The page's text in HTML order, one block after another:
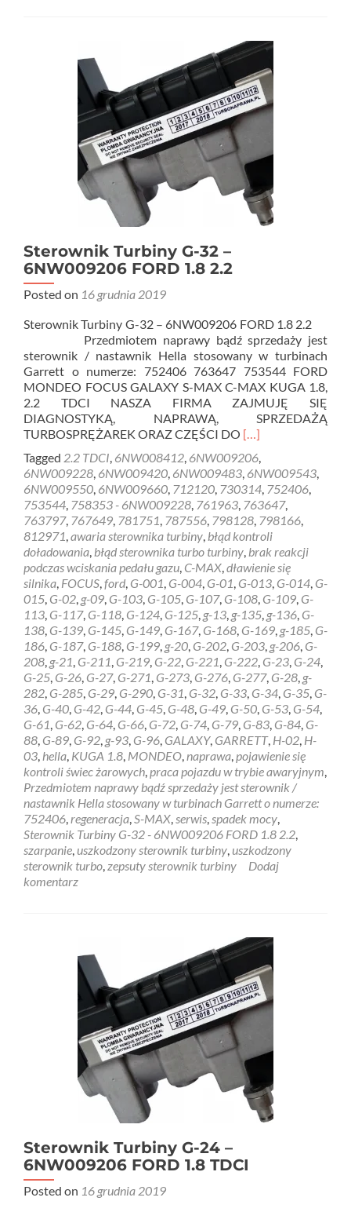
Sterownik Turbiny G-32 –
6NW009206 FORD 1.8 2.2
Posted on 16 grudnia 2019
Sterownik Turbiny G-32 – 6NW009206 FORD 1.8 2.2
Przedmiotem naprawy bądź sprzedaży jest
sterownik / nastawnik Hella stosowany w turbinach
Garrett o numerze: 752406 763647 753544 FORD
MONDEO FOCUS GALAXY S-MAX C-MAX KUGA 1.8,
2.2 TDCI NASZA FIRMA ZAJMUJĘ SIĘ
DIAGNOSTYKĄ, NAPRAWĄ, SPRZEDAŻĄ
TURBOSPRĘŻAREK ORAZ CZĘŚCI DO Read
about
Sterownik
Turbiny
G-
32
–
6NW009206
FORD
1.8
2.2
[…]
Tagged 2.2 TDCI, 6NW008412, 6NW009206,
6NW009228, 6NW009420, 6NW009483, 6NW009543,
6NW009550, 6NW009660, 712120, 730314, 752406,
753544, 758353 - 6NW009228, 761963, 763647,
763797, 767649, 781751, 787556, 798128, 798166,
812971,awaria sterownika turbiny, błąd kontroli
doładowania, błąd sterownika turbo turbiny, brak reakcji
podczas wciskania pedału gazu, C-MAX,dławienie się
silnika, FOCUS,ford, G-001, G-004, G-01, G-013, G-014, G-
015, G-02, g-09, G-103, G-105, G-107, G-108, G-109, G-
113, G-117, G-118, G-124, G-125, g-13, g-135, g-136, G-
138, G-139, G-145, G-149, G-167, G-168, G-169, g-185, G-
186, G-187, G-188, G-199, g-20, G-202, G-203, g-206, G-
208, g-21, G-211, G-219, G-22, G-221, G-222, G-23, G-24,
G-25, G-26, G-27, G-271, G-273, G-276, G-277, G-28, g-
282, G-285, G-29, G-290, G-31, G-32, G-33, G-34, G-35, G-
36, G-40, G-42, G-44, G-45, G-48, G-49, G-50, G-53, G-54,
G-61, G-62, G-64, G-66, G-72, G-74, G-79, G-83, G-84, G-
88, G-89, G-92, g-93, G-96, GALAXY, GARRETT, H-02, H-
03, hella, KUGA 1.8, MONDEO,naprawa,pojawienie się
kontroli świec żarowych,praca pojazdu w trybie awaryjnym,
Przedmiotem naprawy bądź sprzedaży jest sterownik /
nastawnik Hella stosowany w turbinach Garrett o numerze:
752406,regeneracja,S-MAX,serwis,spadek mocy,
Sterownik Turbiny G-32 - 6NW009206 FORD 1.8 2.2,
szarpanie,uszkodzony sterownik turbiny,uszkodzony
sterownik turbo,zepsuty sterownik turbiny
Dodaj
komentarz
Sterownik Turbiny G-24 –
6NW009206 FORD 1.8 TDCI
Posted on 16 grudnia 2019